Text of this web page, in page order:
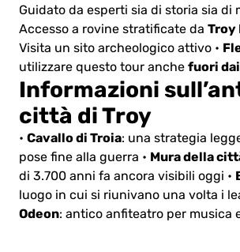
Guidato da esperti sia di storia sia di
Accesso a rovine stratificate da Troy
Visita un sito archeologico attivo •
utilizzare questo tour anche fuori
Informazioni
città di Troy
• Cavallo di Troia: una strategia
pose fine alla guerra • Mura della
di 3.700 anni fa ancora visibili oggi •
luogo in cui si riunivano una volta i
Odeon: antico anfiteatro per musica